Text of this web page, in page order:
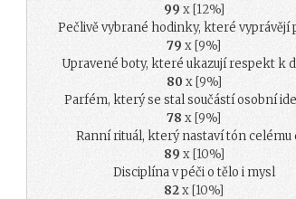
99 x [12%]
Pečlivě vybrané hodinky, které vyprávějí
79 x [9%]
Upravené boty, které ukazují respekt k
80 x [9%]
Parfém, který se stal součástí osobní
78 x [9%]
Ranní rituál, který nastaví tón celému
89 x [10%]
Disciplína v péči o tělo i mysl
82x [10%]